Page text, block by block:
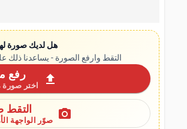
هل لديك صورة
التقط وارفع الصورة - يساعدنا ذلك
upload رفع
اختر
photo_camera التقط
صوّر الواجهة